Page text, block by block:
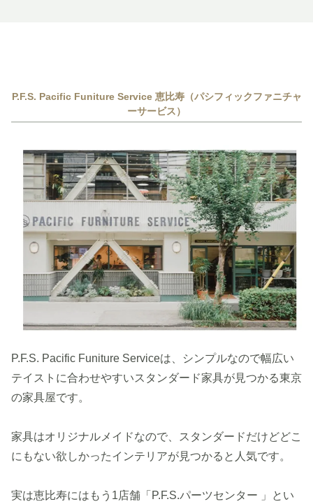
P.F.S. Pacific Funiture Service 恵比寿（パシフィックファニチャ
ーサービス）
P.F.S. Pacific Funiture Serviceは、シンプルなので幅広い
テイストに合わせやすいスタンダード家具が見つかる東京
の家具屋です。
家具はオリジナルメイドなので、スタンダードだけどどこ
にもない欲しかったインテリアが見つかると人気です。
実は恵比寿にはもう1店舗「P.F.S.パーツセンター 」とい